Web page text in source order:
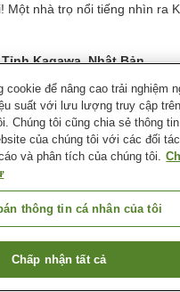
Một nhà trọ nổi tiếng nhìn ra
Kagawa, Nhật Bản
giá:324 lượt
Nhà bếp (dùng
Tìm phòng trống
cookie để nâng cao trải nghiệm
suất với lưu lượng truy cập trên
Chúng tôi cũng chia sẻ thông
của chúng tôi với các đối tác
và phân tích của chúng tôi.
thông tin cá nhân của tôi
Chấp nhận tất cả